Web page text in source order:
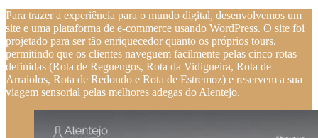
Para trazer a experiência para o mundo digital, desenvolvemos um
site e uma plataforma de e-commerce usando WordPress. O site foi
projetado para ser tão enriquecedor quanto os próprios tours,
permitindo que os clientes naveguem facilmente pelas cinco rotas
definidas (Rota de Reguengos, Rota da Vidigueira, Rota de
Arraiolos, Rota de Redondo e Rota de Estremoz) e reservem a sua
viagem sensorial pelas melhores adegas do Alentejo.